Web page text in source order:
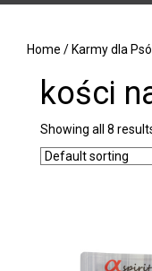
Home / Karmy dla
kości
Showing all 8